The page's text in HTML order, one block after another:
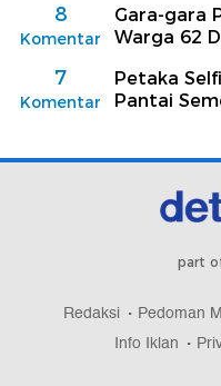
8
Komentar
Gara-gara
Warga 62
7
Komentar
Petaka
Pantai
part
Redaksi Pedoman
Info Iklan